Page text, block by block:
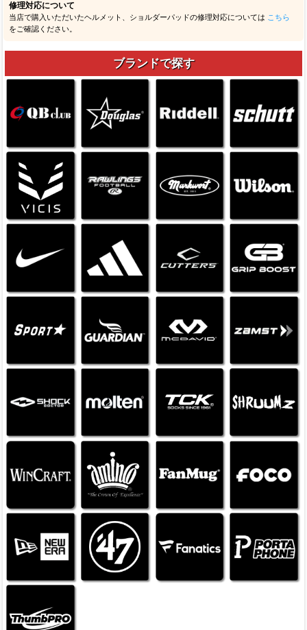
修理対応について
当店で購入いただいたヘルメット、ショルダーパッドの修理対応については こちら
をご確認ください。
ブランドで探す